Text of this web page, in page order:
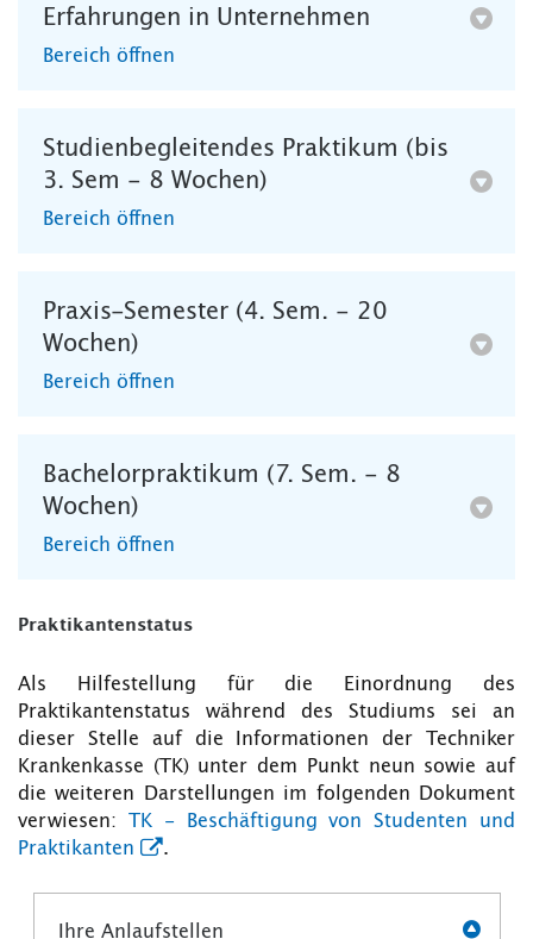
Erfahrungen in Unternehmen
Bereich öffnen
Studienbegleitendes Praktikum (bis
3. Sem - 8 Wochen)
Bereich öffnen
Praxis-Semester (4. Sem. - 20
Wochen)
Bereich öffnen
Bachelorpraktikum (7. Sem. - 8
Wochen)
Bereich öffnen
Praktikantenstatus
Als Hilfestellung für die Einordnung des
Praktikantenstatus während des Studiums sei an
dieser Stelle auf die Informationen der Techniker
Krankenkasse (TK) unter dem Punkt neun sowie auf
die weiteren Darstellungen im folgenden Dokument
verwiesen: TK - Beschäftigung von Studenten und
Praktikanten
.
Ihre Anlaufstellen